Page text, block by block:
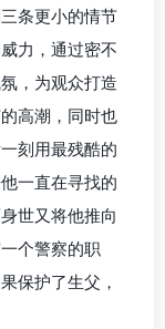
条更小的情节
力，通过密不
，为观众打造
高潮，同时也
刻用最残酷的
一直在寻找的
世又将他推向
个警察的职
保护了生父，